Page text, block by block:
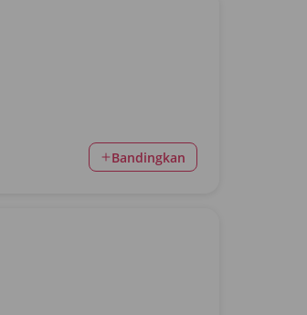
Bandingkan